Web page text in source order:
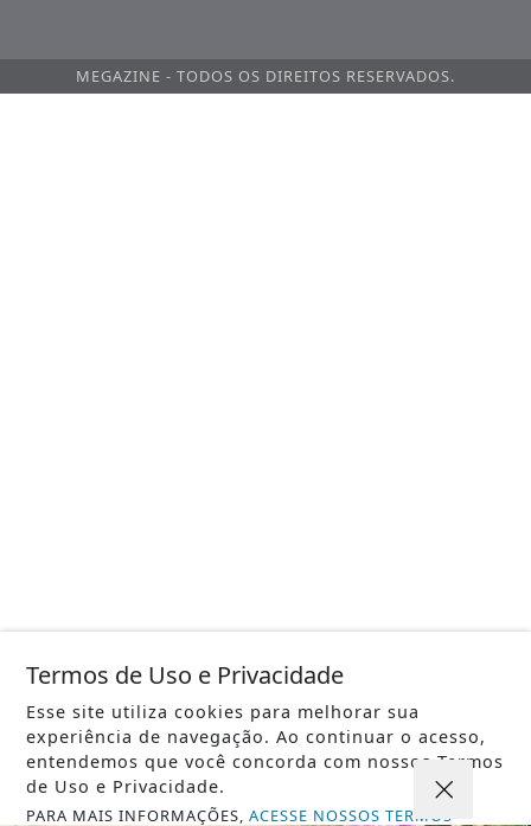
MEGAZINE - TODOS OS DIREITOS RESERVADOS.
Termos de Uso e Privacidade
Esse site utiliza cookies para melhorar sua
experiência de navegação. Ao continuar o acesso,
entendemos que você concorda com nossos Termos
de Uso e Privacidade.
PARA MAIS INFORMAÇÕES,ACESSE NOSSOS TERMOS